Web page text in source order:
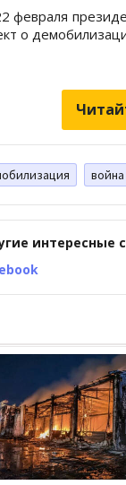
февраля
о
интересные